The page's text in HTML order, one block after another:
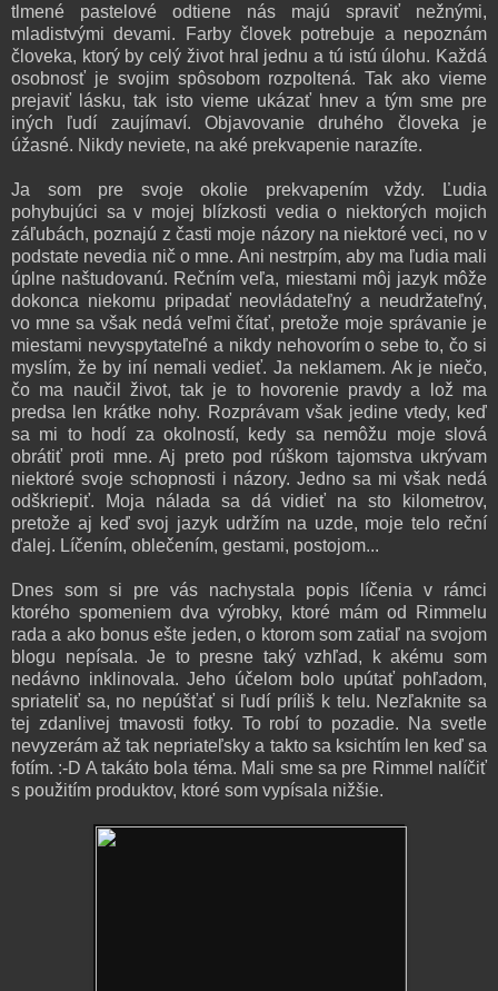
tlmené pastelové odtiene nás majú spraviť nežnými,
mladistvými devami. Farby človek potrebuje a nepoznám
človeka, ktorý by celý život hral jednu a tú istú úlohu. Každá
osobnosť je svojim spôsobom rozpoltená. Tak ako vieme
prejaviť lásku, tak isto vieme ukázať hnev a tým sme pre
iných ľudí zaujímaví. Objavovanie druhého človeka je
úžasné. Nikdy neviete, na aké prekvapenie narazíte.
Ja som pre svoje okolie prekvapením vždy. Ľudia
pohybujúci sa v mojej blízkosti vedia o niektorých mojich
záľubách, poznajú z časti moje názory na niektoré veci, no v
podstate nevedia nič o mne. Ani nestrpím, aby ma ľudia mali
úplne naštudovanú. Rečním veľa, miestami môj jazyk môže
dokonca niekomu pripadať neovládateľný a neudržateľný,
vo mne sa však nedá veľmi čítať, pretože moje správanie je
miestami nevyspytateľné a nikdy nehovorím o sebe to, čo si
myslím, že by iní nemali vedieť. Ja neklamem. Ak je niečo,
čo ma naučil život, tak je to hovorenie pravdy a lož ma
predsa len krátke nohy. Rozprávam však jedine vtedy, keď
sa mi to hodí za okolností, kedy sa nemôžu moje slová
obrátiť proti mne. Aj preto pod rúškom tajomstva ukrývam
niektoré svoje schopnosti i názory. Jedno sa mi však nedá
odškriepiť. Moja nálada sa dá vidieť na sto kilometrov,
pretože aj keď svoj jazyk udržím na uzde, moje telo reční
ďalej. Líčením, oblečením, gestami, postojom...
Dnes som si pre vás nachystala popis líčenia v rámci
ktorého spomeniem dva výrobky, ktoré mám od Rimmelu
rada a ako bonus ešte jeden, o ktorom som zatiaľ na svojom
blogu nepísala. Je to presne taký vzhľad, k akému som
nedávno inklinovala. Jeho účelom bolo upútať pohľadom,
spriateliť sa, no nepúšťať si ľudí príliš k telu. Nezľaknite sa
tej zdanlivej tmavosti fotky. To robí to pozadie. Na svetle
nevyzerám až tak nepriateľsky a takto sa ksichtím len keď sa
fotím. :-D A takáto bola téma. Mali sme sa pre Rimmel nalíčiť
s použitím produktov, ktoré som vypísala nižšie.